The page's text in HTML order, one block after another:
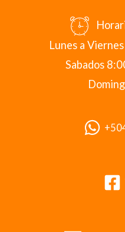
Lunes a
Sabados